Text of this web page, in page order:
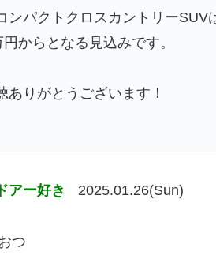
ンパクトクロスカントリー
からとなる見込みです。
ありがとうございます！
アー好き 2025.01.26(Sun)
つ